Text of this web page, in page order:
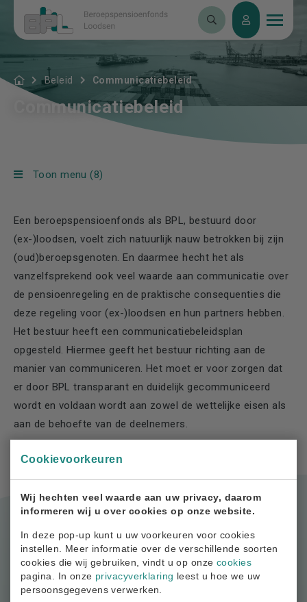
Cookievoorkeuren
Wij hechten veel waarde aan uw privacy, daarom
informeren wij u over cookies op onze website.
In deze pop-up kunt u uw voorkeuren voor cookies
instellen. Meer informatie over de verschillende soorten
cookies die wij gebruiken, vindt u op onze cookies
pagina. In onze privacyverklaring leest u hoe we uw
persoonsgegevens verwerken.
Beleid Communicatiebeleid
Communicatiebeleid
Toon menu (8)
Een beroepspensioenfonds als BPL, bestuurd door
(ex-)loodsen, voelt zich natuurlijk nauw betrokken bij zijn
(oud)beroepsgenoten. En daarmee hecht het als
vanzelfsprekend ook veel waarde aan communicatie over
de pensioenregeling en de praktische consequenties die
deze regeling voor (ex-)loodsen en hun partners hebben.
Het bestuur heeft een communicatiebeleidsplan
opgesteld. Hiermee geeft het bestuur richting aan de
manier van communiceren. Het moet er voor zorgen dat
er door BPL transparant en duidelijk gecommuniceerd
wordt en voldaan wordt aan zowel de wettelijke eisen als
aan de behoefte van de deelnemers.